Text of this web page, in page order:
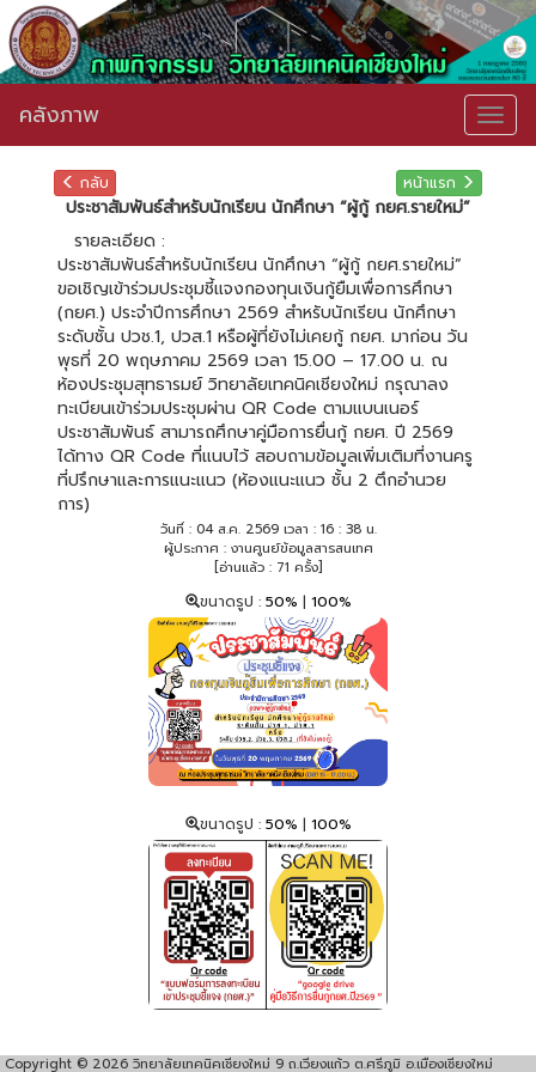
คลังภาพ
กลับ หน้าแรก
ประชาสัมพันธ์สำหรับนักเรียน นักศึกษา “ผู้กู้ กยศ.รายใหม่”
รายละเอียด :
ประชาสัมพันธ์สำหรับนักเรียน นักศึกษา “ผู้กู้ กยศ.รายใหม่”
ขอเชิญเข้าร่วมประชุมชี้แจงกองทุนเงินกู้ยืมเพื่อการศึกษา
(กยศ.) ประจำปีการศึกษา 2569 สำหรับนักเรียน นักศึกษา
ระดับชั้น ปวช.1, ปวส.1 หรือผู้ที่ยังไม่เคยกู้ กยศ. มาก่อน วัน
พุธที่ 20 พฤษภาคม 2569 เวลา 15.00 – 17.00 น. ณ
ห้องประชุมสุทธารมย์ วิทยาลัยเทคนิคเชียงใหม่ กรุณาลง
ทะเบียนเข้าร่วมประชุมผ่าน QR Code ตามแบนเนอร์
ประชาสัมพันธ์ สามารถศึกษาคู่มือการยื่นกู้ กยศ. ปี 2569
ได้ทาง QR Code ที่แนบไว้ สอบถามข้อมูลเพิ่มเติมที่งานครู
ที่ปรึกษาและการแนะแนว (ห้องแนะแนว ชั้น 2 ตึกอำนวย
การ)
วันที่ : 04 ส.ค. 2569 เวลา : 16 : 38 น.
ผู้ประกาศ : งานศูนย์ข้อมูลสารสนเทศ
[อ่านแล้ว : 71 ครั้ง]
ขนาดรูป : 50% | 100%
ขนาดรูป : 50% | 100%
Copyright © 2026 วิทยาลัยเทคนิคเชียงใหม่ 9 ถ.เวียงแก้ว ต.ศรีภูมิ อ.เมืองเชียงใหม่